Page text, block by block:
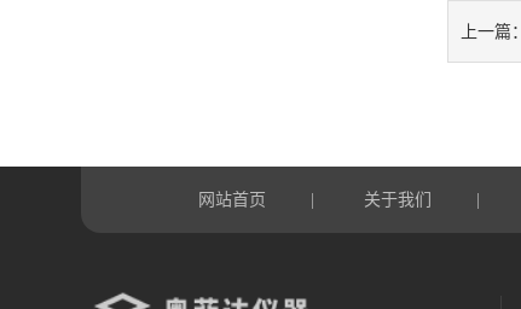
上一篇：
网站首页 关于我们